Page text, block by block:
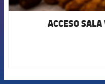
ACCESO